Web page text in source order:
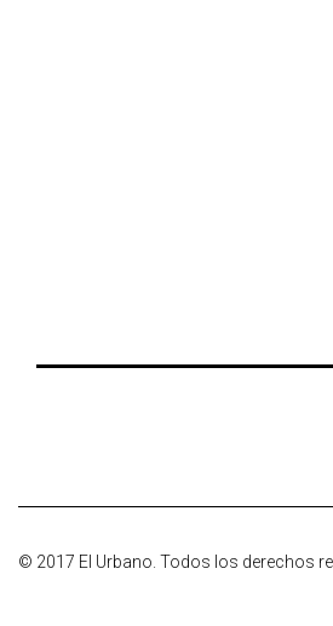
© 2017 El Urbano. Todos los derechos